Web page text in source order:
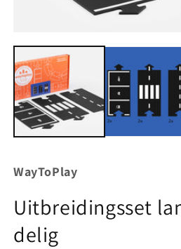
1
openen
in
modaal
WayToPlay
Uitbreidingsset
delig